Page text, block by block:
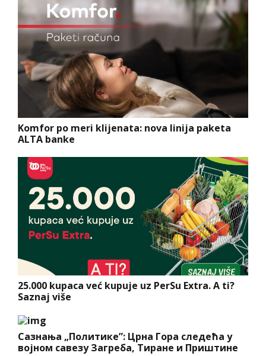
Komfor po meri klijenata: nova linija paketa
ALTA banke
25.000 kupaca već kupuje uz PerSu Extra. A ti?
Saznaj više
Сазнања „Политике”: Црна Гора следећа у
војном савезу Загреба, Тиране и Приштине